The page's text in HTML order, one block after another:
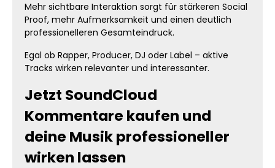
Mehr sichtbare Interaktion sorgt für stärkeren Social
Proof, mehr Aufmerksamkeit und einen deutlich
professionelleren Gesamteindruck.
Egal ob Rapper, Producer, DJ oder Label – aktive
Tracks wirken relevanter und interessanter.
Jetzt SoundCloud
Kommentare kaufen und
deine Musik professioneller
wirken lassen